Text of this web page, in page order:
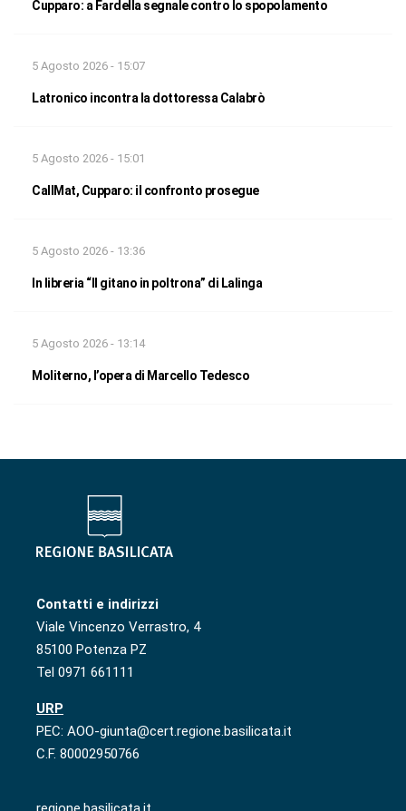
Cupparo: a Fardella segnale contro lo spopolamento
5 Agosto 2026 - 15:07
Latronico incontra la dottoressa Calabrò
5 Agosto 2026 - 15:01
CallMat, Cupparo: il confronto prosegue
5 Agosto 2026 - 13:36
In libreria “Il gitano in poltrona” di Lalinga
5 Agosto 2026 - 13:14
Moliterno, l’opera di Marcello Tedesco
Contatti e indirizzi
Viale Vincenzo Verrastro, 4
85100 Potenza PZ
Tel 0971 661111
URP
PEC: AOO-giunta@cert.regione.basilicata.it
C.F. 80002950766